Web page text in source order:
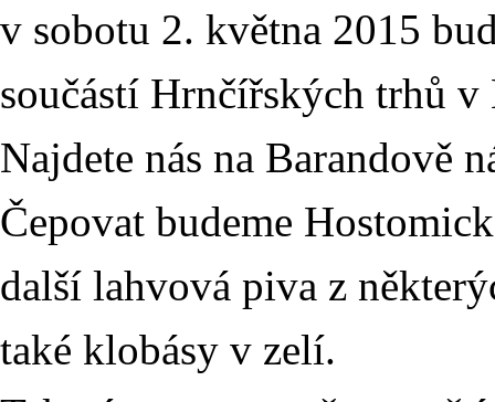
v sobotu 2. května 2015
součástí Hrnčířských trhů v
Najdete nás na Barandově
Čepovat budeme
další lahvová piva z
také klobásy v zelí.